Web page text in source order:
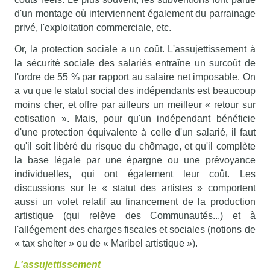
d'un montage où interviennent également du parrainage
privé, l'exploitation commerciale, etc.
Or, la protection sociale a un coût. L'assujettissement à
la sécurité sociale des salariés entraîne un surcoût de
l'ordre de 55 % par rapport au salaire net imposable. On
a vu que le statut social des indépendants est beaucoup
moins cher, et offre par ailleurs un meilleur « retour sur
cotisation ». Mais, pour qu'un indépendant bénéficie
d'une protection équivalente à celle d'un salarié, il faut
qu'il soit libéré du risque du chômage, et qu'il complète
la base légale par une épargne ou une prévoyance
individuelles, qui ont également leur coût. Les
discussions sur le « statut des artistes » comportent
aussi un volet relatif au financement de la production
artistique (qui relève des Communautés...) et à
l'allégement des charges fiscales et sociales (notions de
« tax shelter » ou de « Maribel artistique »).
L'assujettissement